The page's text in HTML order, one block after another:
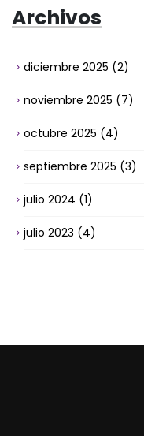
Archivos
diciembre 2025 (2)
noviembre 2025 (7)
octubre 2025 (4)
septiembre 2025 (3)
julio 2024 (1)
julio 2023 (4)